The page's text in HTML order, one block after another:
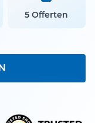
5 Offerten